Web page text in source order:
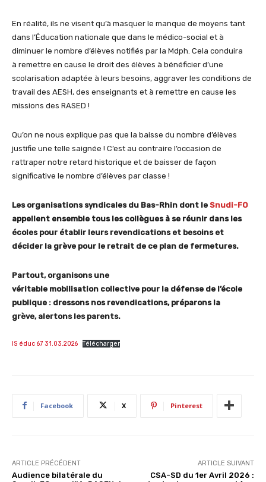
En réalité, ils ne visent qu’à masquer le manque de moyens tant
dans l’Éducation nationale que dans le médico-social et à
diminuer le nombre d’élèves notifiés par la Mdph. Cela conduira
à remettre en cause le droit des élèves à bénéficier d’une
scolarisation adaptée à leurs besoins, aggraver les conditions de
travail des AESH, des enseignants et à remettre en cause les
missions des RASED !
Qu’on ne nous explique pas que la baisse du nombre d’élèves
justifie une telle saignée ! C’est au contraire l’occasion de
rattraper notre retard historique et de baisser de façon
significative le nombre d’élèves par classe !
Les organisations syndicales du Bas-Rhin dont le Snudi-FO
appellent ensemble tous les collègues à se réunir dans les
écoles pour établir leurs revendications et besoins et
décider la grève pour le retrait de ce plan de fermetures.
Partout, organisons une
véritable mobilisation collective pour la défense de l’école
publique : dressons nos revendications, préparons la
grève, alertons les parents.
IS éduc 67 31.03.2026 Télécharger
Facebook X Pinterest
ARTICLE PRÉCÉDENT
Audience bilatérale du
ARTICLE SUIVANT
CSA-SD du 1er Avril 2026 :